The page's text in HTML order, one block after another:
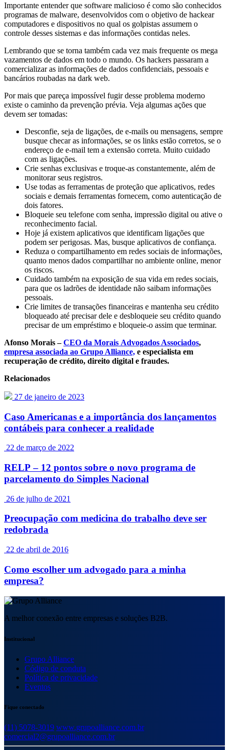
Importante entender que software malicioso é como são conhecidos
programas de malware, desenvolvidos com o objetivo de hackear
computadores e dispositivos no qual os golpistas assumem o
controle desses sistemas e das informações contidas neles.
Lembrando que se torna também cada vez mais frequente os mega
vazamentos de dados em todo o mundo. Os hackers passaram a
comercializar as informações de dados confidenciais, pessoais e
bancários roubadas na dark web.
Por mais que pareça impossível fugir desse problema moderno
existe o caminho da prevenção prévia. Veja algumas ações que
devem ser tomadas:
Desconfie, seja de ligações, de e-mails ou mensagens, sempre
busque checar as informações, se os links estão corretos, se o
endereço de e-mail tem a extensão correta. Muito cuidado
com as ligações.
Crie senhas exclusivas e troque-as constantemente, além de
monitorar seus registros.
Use todas as ferramentas de proteção que aplicativos, redes
sociais e demais ferramentas fornecem, como autenticação de
dois fatores.
Bloqueie seu telefone com senha, impressão digital ou ative o
reconhecimento facial.
Hoje já existem aplicativos que identificam ligações que
podem ser perigosas. Mas, busque aplicativos de confiança.
Reduza o compartilhamento em redes sociais de informações,
quanto menos dados compartilhar no ambiente online, menor
os riscos.
Cuidado também na exposição de sua vida em redes sociais,
para que os ladrões de identidade não saibam informações
pessoais.
Crie limites de transações financeiras e mantenha seu crédito
bloqueado até precisar dele e desbloqueie seu crédito quando
precisar de um empréstimo e bloqueie-o assim que terminar.
Afonso Morais–CEO da Morais Advogados Associados,
empresa associada ao Grupo Alliance, e especialista em
recuperação de crédito, direito digital e fraudes.
Relacionados
27 de janeiro de 2023
Caso Americanas e a importância dos lançamentos
contábeis para conhecer a realidade
22 de março de 2022
RELP – 12 pontos sobre o novo programa de
parcelamento do Simples Nacional
26 de julho de 2021
Preocupação com medicina do trabalho deve ser
redobrada
22 de abril de 2016
Como escolher um advogado para a minha
empresa?
A melhor conexão entre empresas e soluções B2B.
Institucional
Grupo Alliance
Código de conduta
Política de privacidade
Eventos
Fique conectado
(11) 5078-3019 www.grupoalliance.com.br
comercial2@grupoalliance.com.br